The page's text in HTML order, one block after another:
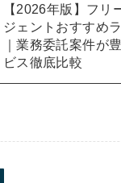
【2026年版】フリ
ジェントおすすめ
｜業務委託案件が
ビス徹底比較